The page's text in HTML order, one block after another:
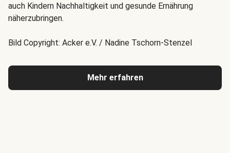
auch Kindern Nachhaltigkeit und gesunde Ernährung
näherzubringen.
Bild Copyright: Acker e.V. / Nadine Tschorn-Stenzel
Mehr erfahren